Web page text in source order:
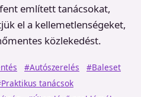
említett tanácsokat,
el a kellemetlenségeket,
közlekedést.
#Autószerelés
#Baleset
tanácsok